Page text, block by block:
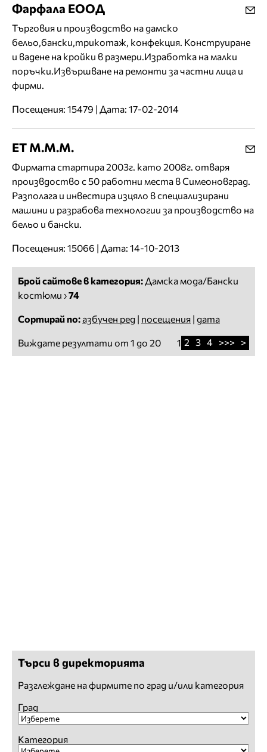
Фарфала ЕООД
Търговия и производство на дамско
бельо,бански,трикотаж, конфекция. Конструиране
и вадене на кройки в размери.Изработка на малки
поръчки.Извършване на ремонти за частни лица и
фирми.
Посещения: 15479 | Дата: 17-02-2014
ЕТ М.М.М.
Фирмата стартира 2003г. като 2008г. отваря
произвдоство с 50 работни места в Симеоновград.
Разполага и инвестира изцяло в специализирани
машини и разрабова технологии за производство на
бельо и бански.
Посещения: 15066 | Дата: 14-10-2013
Брой сайтове в категория:Дамска мода/Бански
костюми ›74
Сортирай по: азбучен ред | посещения | дата
Виждате резултати от 1 до 20 1 2 3 4 >>> >
Търси в директорията
Разглеждане на фирмите по град и/или категория
Град
Категория